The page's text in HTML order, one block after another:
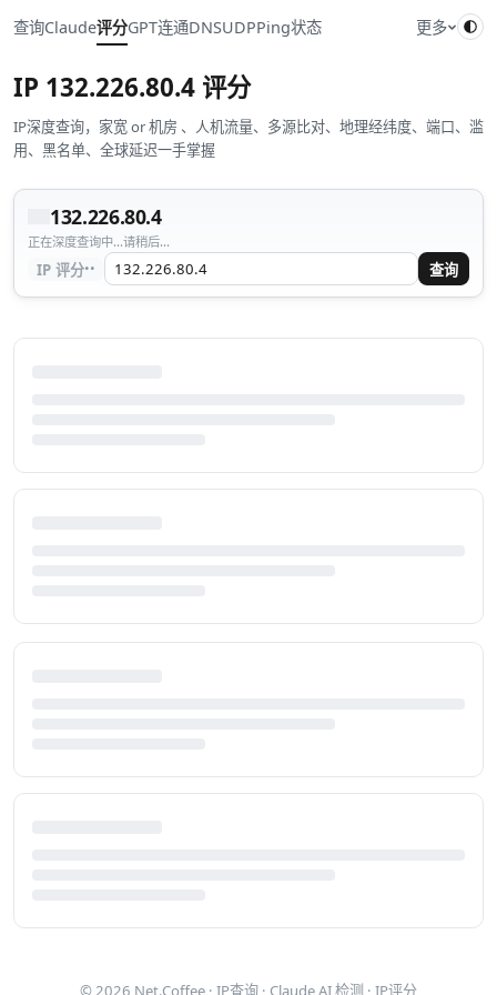
查询Claude评分GPT连通DNSUDPPing状态 更多
IP 132.226.80.4 评分
IP深度查询，家宽 or 机房 、人机流量、多源比对、地理经纬度、端口、滥
用、黑名单、全球延迟一手掌握
132.226.80.4
正在深度查询中...请稍后...
IP 评分·· 查询
© 2026 Net.Coffee · IP查询 · Claude AI 检测 · IP评分